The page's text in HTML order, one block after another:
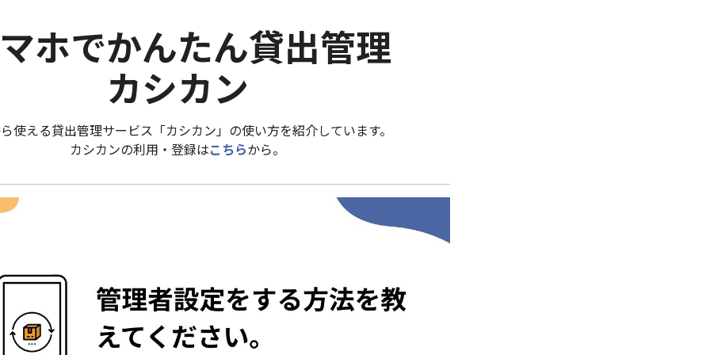
ホでかんたん貸出管理
カシカン
使える貸出管理サービス「カシカン」の使い方を紹介しています。
カシカンの利用・登録はこちらから。